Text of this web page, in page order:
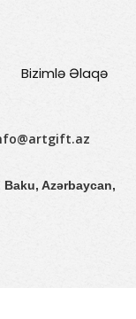
Bizimlə Əlaqə
Azərbaycan,